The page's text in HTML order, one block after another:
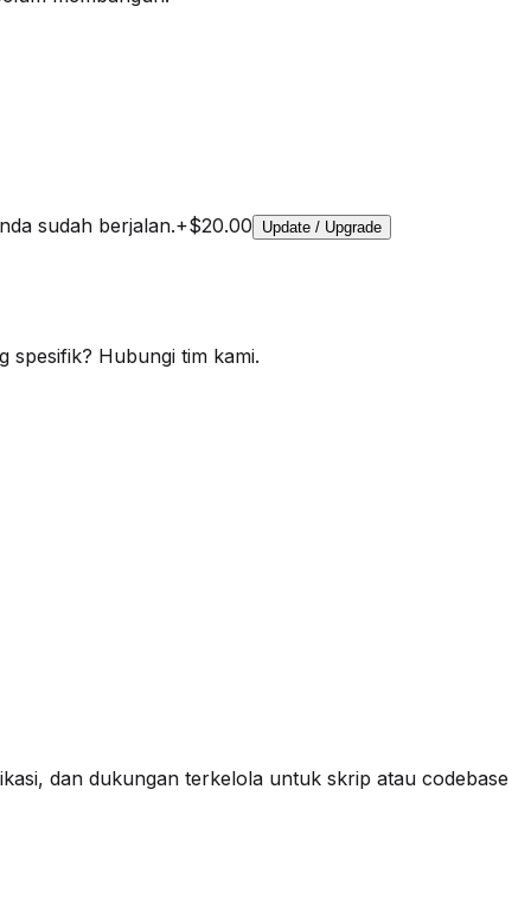
sudah berjalan.+$20.00 Update / Upgrade
spesifik? Hubungi tim kami.
dan dukungan terkelola untuk skrip atau codebase